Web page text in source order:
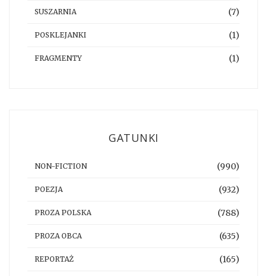
SUSZARNIA (7)
POSKLEJANKI (1)
FRAGMENTY (1)
GATUNKI
NON-FICTION (990)
POEZJA (932)
PROZA POLSKA (788)
PROZA OBCA (635)
REPORTAŻ (165)